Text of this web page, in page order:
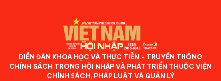
DIỄN ĐÀN KHOA HỌC VÀ THỰC TIỄN - TRUYỀN THÔNG
CHÍNH SÁCH TRONG HỘI NHẬP VÀ PHÁT TRIỂN THUỘC VIỆN
CHÍNH SÁCH, PHÁP LUẬT VÀ QUẢN LÝ